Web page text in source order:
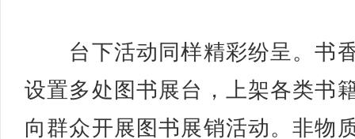
台下活动同样精彩纷呈。书
设置多处图书展台，上架各类书
向群众开展图书展销活动。非物